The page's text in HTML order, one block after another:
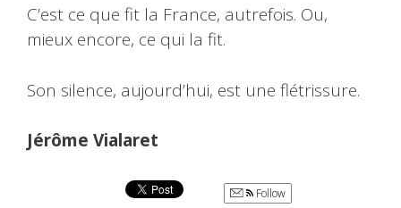
C’est ce que fit la France, autrefois. Ou,
mieux encore, ce qui la fit.
Son silence, aujourd’hui, est une flétrissure.
Jérôme Vialaret
Follow